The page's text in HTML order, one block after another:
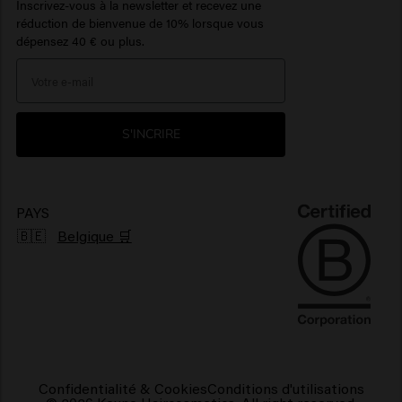
Care Finder
> Voir plus
Huile pour barbe
Produits capillaires hydratants
Produits pour cheveux frisés
Produits capillaires végétaliens
Travel sizes
Newsletter
Environnement
Inscrivez-vous à la newsletter et recevez une
réduction de bienvenue de 10% lorsque vous
dépensez 40 € ou plus.
S'INCRIRE
PAYS
🇧🇪
Belgique 🛒
Confidentialité & CookiesConditions d'utilisations